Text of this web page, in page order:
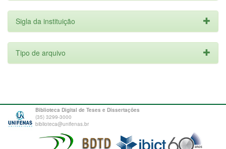
Sigla da instituição
Tipo de arquivo
Biblioteca Digital de Teses e Dissertações
(35) 3299-3000
biblioteca@unifenas.br